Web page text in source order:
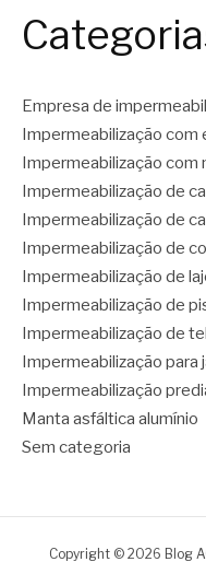
Empresa de
Impermeabilização com
Impermeabilização com
Impermeabilização de
Impermeabilização de
Impermeabilização de
Impermeabilização de
Impermeabilização de
Impermeabilização de
Impermeabilização para
Impermeabilização
Manta asfáltica alumínio
Sem categoria
Copyright © 2026 Blog